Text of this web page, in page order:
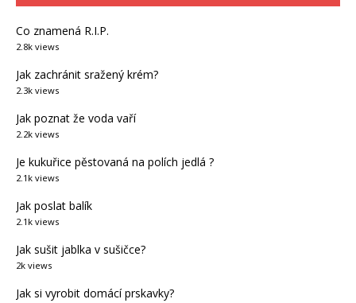
Co znamená R.I.P.
2.8k views
Jak zachránit sražený krém?
2.3k views
Jak poznat že voda vaří
2.2k views
Je kukuřice pěstovaná na polích jedlá ?
2.1k views
Jak poslat balík
2.1k views
Jak sušit jablka v sušičce?
2k views
Jak si vyrobit domácí prskavky?